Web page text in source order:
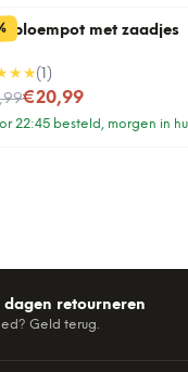
bloempot met zaadjes
( 1 )
€20,99
22:45 besteld, morgen in
dagen retourneren
Geld terug.